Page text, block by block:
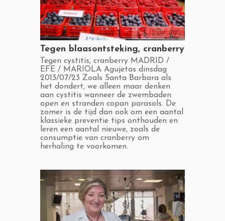
​Tegen blaasontsteking, cranberry
​Tegen cystitis, cranberry MADRID /
EFE / MARIOLA Agujetas dinsdag
2013/07/23 Zoals Santa Barbara als
het dondert, we alleen maar denken
aan cystitis wanneer de zwembaden
open en stranden copan parasols. De
zomer is de tijd dan ook om een ​​aantal
klassieke preventie tips onthouden en
leren een aantal nieuwe, zoals de
consumptie van cranberry om
herhaling te voorkomen.